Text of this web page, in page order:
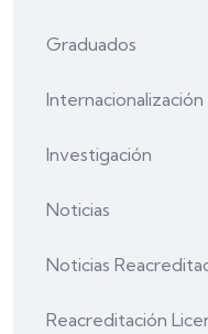
Graduados
Internacionalización
Investigación
Noticias
Noticias
Reacreditación